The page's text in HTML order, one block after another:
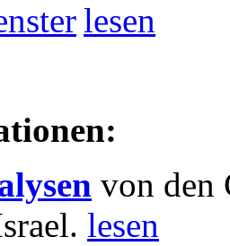
lesen
von den
lesen